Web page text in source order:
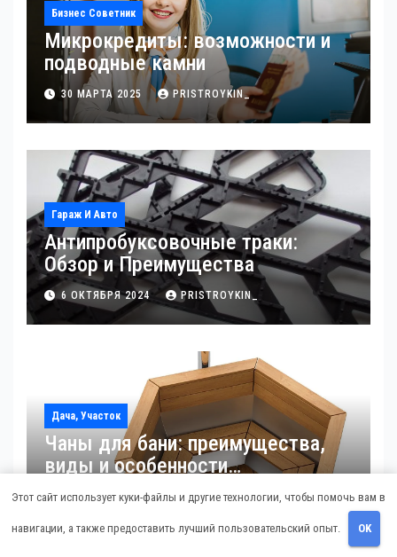
Бизнес Советник
Микрокредиты: возможности и
подводные камни
30 МАРТА 2025 PRISTROYKIN_
Гараж И Авто
Антипробуксовочные траки:
Обзор и Преимущества
6 ОКТЯБРЯ 2024 PRISTROYKIN_
Дача, Участок
Чаны для бани: преимущества,
виды и особенности
использования
21 АВГУСТА 2024 PRISTROYKIN_
Этот сайт использует куки-файлы и другие технологии, чтобы помочь вам в
навигации, а также предоставить лучший пользовательский опыт. OK